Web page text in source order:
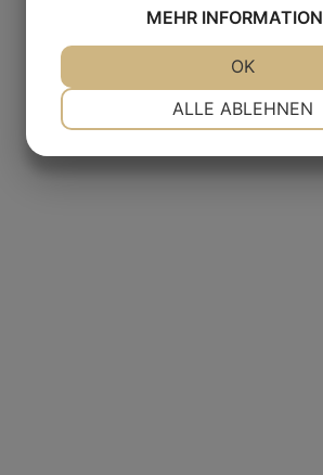
MEHR INFORMATION
ALLE ABLEHNEN
OK